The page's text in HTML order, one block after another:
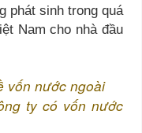
phát sinh trong quá
Nam cho nhà đầu
vốn nước ngoài
ty có vốn nước